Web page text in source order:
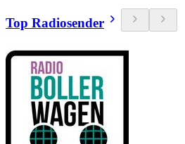
Top Radiosender